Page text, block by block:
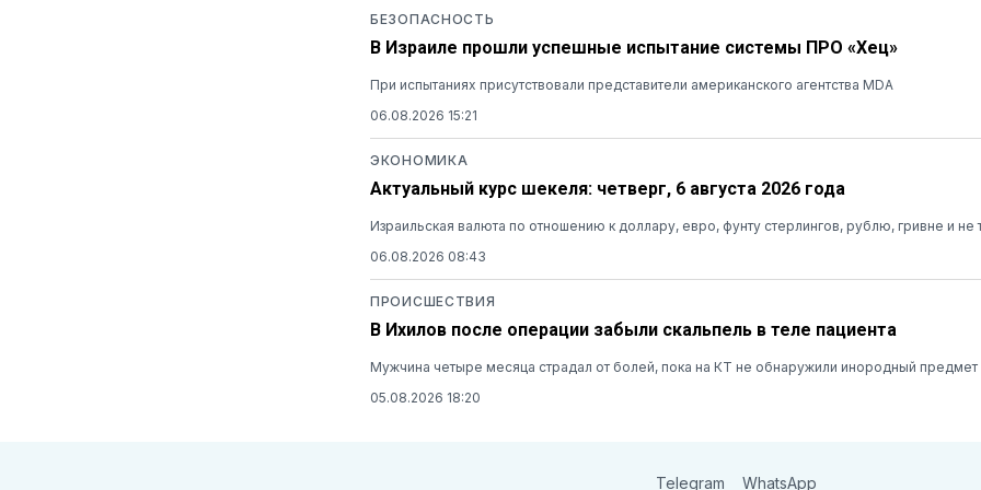
БЕЗОПАСНОСТЬ
В Израиле прошли успешные испытание системы ПРО «Хец»
При испытаниях присутствовали представители американского агентства MDA
06.08.2026 15:21
ЭКОНОМИКА
Актуальный курс шекеля: четверг, 6 августа 2026 года
Израильская валюта по отношению к доллару, евро, фунту стерлингов, рублю, гривне и не
06.08.2026 08:43
ПРОИСШЕСТВИЯ
В Ихилов после операции забыли скальпель в теле пациента
Мужчина четыре месяца страдал от болей, пока на КТ не обнаружили инородный предмет
05.08.2026 18:20
Telegram WhatsApp